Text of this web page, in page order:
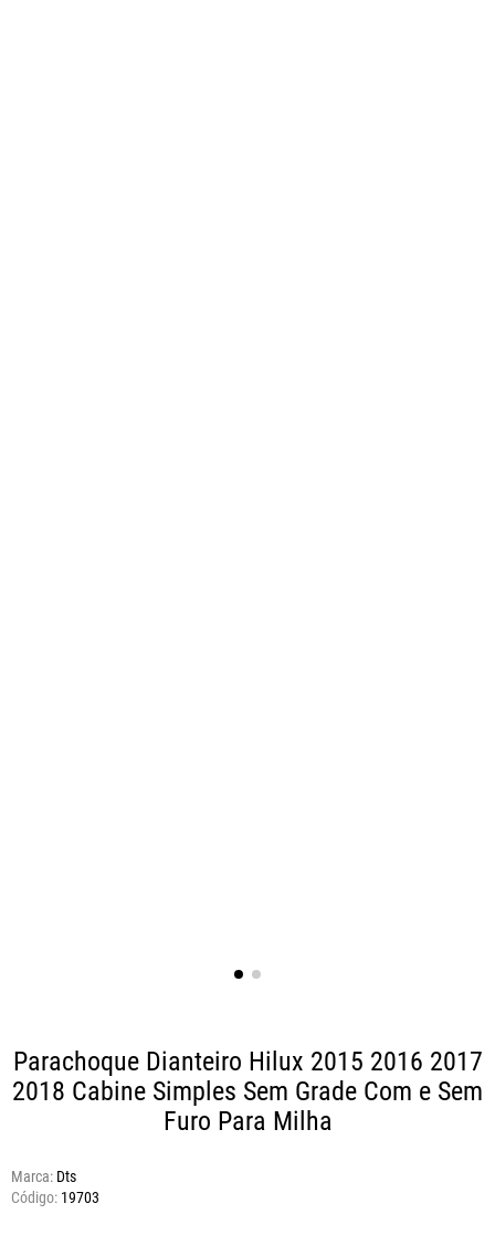
Parachoque Dianteiro Hilux 2015 2016 2017
2018 Cabine Simples Sem Grade Com e Sem
Furo Para Milha
Marca: Dts
19703